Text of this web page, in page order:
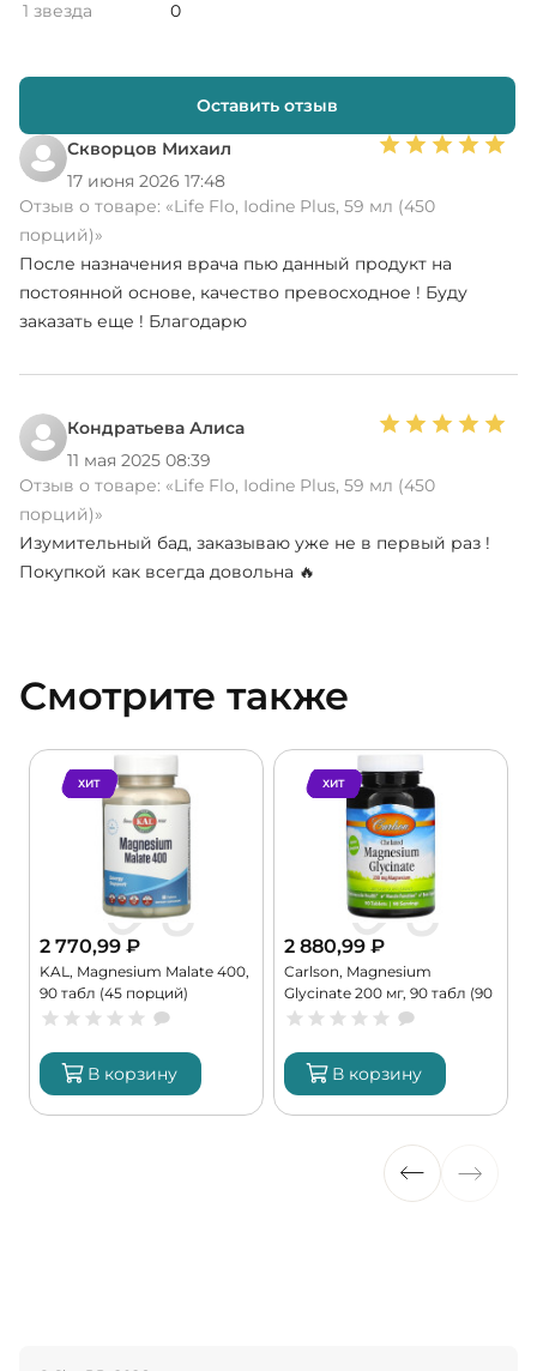
Скворцов Михаил
17 июня 2026 17:48
Отзыв о товаре: «Life Flo, Iodine Plus, 59 мл (450
порций)»
После назначения врача пью данный продукт на
постоянной основе, качество превосходное ! Буду
заказать еще ! Благодарю
Кондратьева Алиса
11 мая 2025 08:39
Отзыв о товаре: «Life Flo, Iodine Plus, 59 мл (450
порций)»
Изумительный бад, заказываю уже не в первый раз !
Покупкой как всегда довольна 🔥
1 звезда
0
Оставить отзыв
Смотрите также
ХИТ
2 770,99 ₽
KAL, Magnesium Malate 400,
90 табл (45 порций)
В корзину
ХИТ
2 880,99 ₽
Carlson, Magnesium
Glycinate 200 мг, 90 табл (90
порций)
В корзину